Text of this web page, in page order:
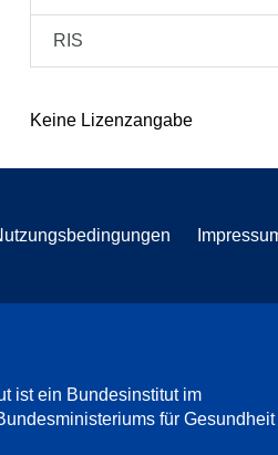
RIS
Keine Lizenzangabe
ist ein Bundesinstitut im
für Gesundheit